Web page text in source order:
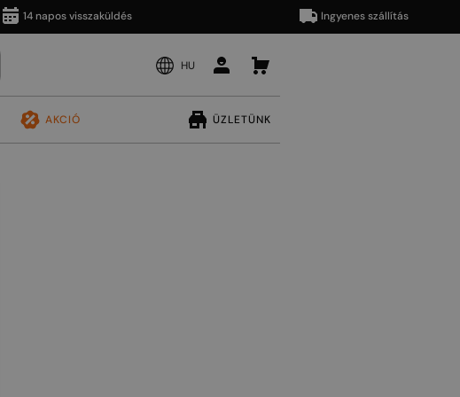
14 napos visszaküldés Ingyenes szállítás
HU
AKCIÓ ÜZLETÜNK